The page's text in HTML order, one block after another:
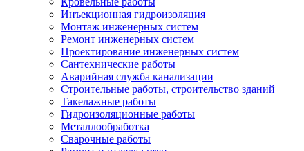
Инъекционная гидроизоляция
Монтаж инженерных систем
Ремонт инженерных систем
Проектирование инженерных систем
Сантехнические работы
Аварийная служба канализации
Строительные работы, строительство зданий
Такелажные работы
Гидроизоляционные работы
Металлообработка
Сварочные работы